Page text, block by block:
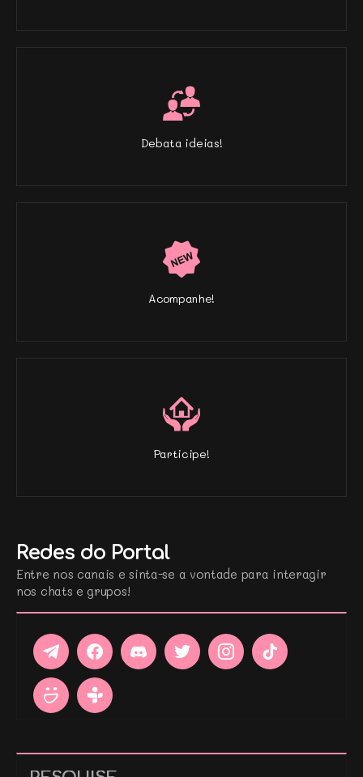
Debata ideias!
Acompanhe!
Participe!
Redes do Portal
Entre nos canais e sinta-se a vontade para interagir
nos chats e grupos!